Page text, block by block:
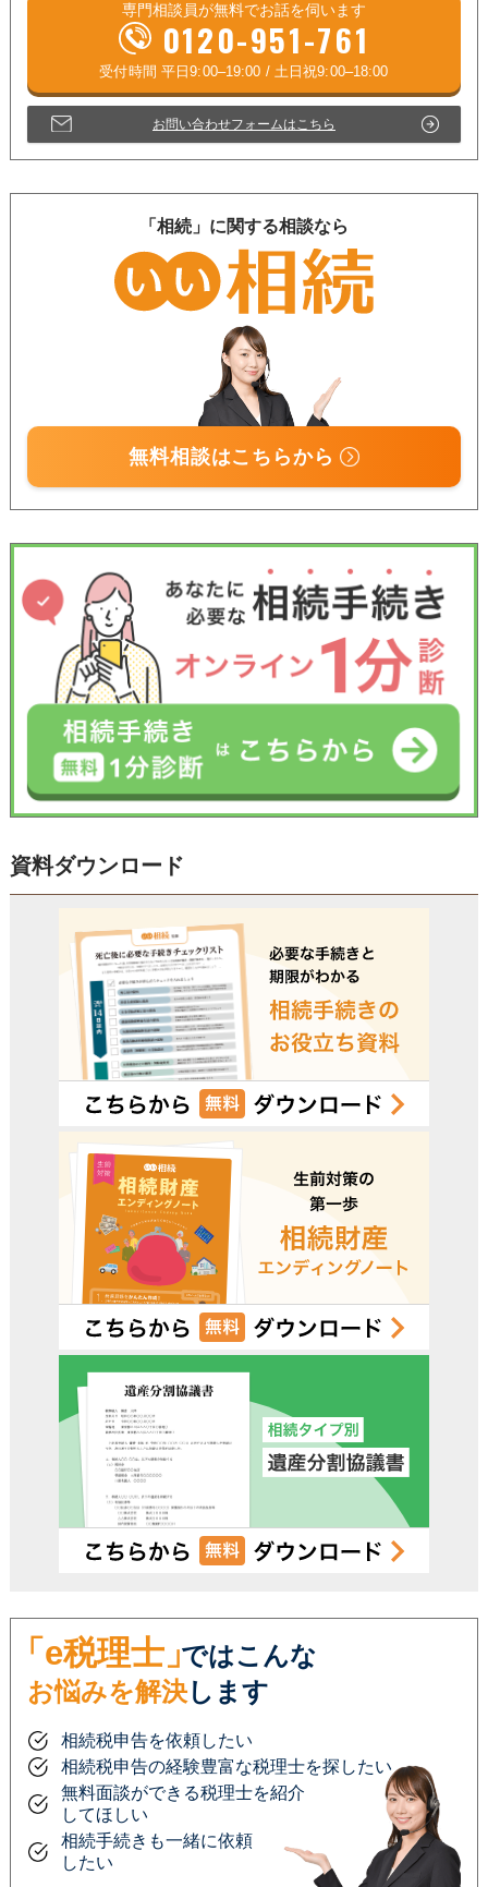
専門相談員が無料でお話を伺います
0120-951-761
受付時間 平日9:00–19:00 / 土日祝9:00–18:00
お問い合わせフォームはこちら
「相続」に関する相談なら
無料相談はこちらから
資料ダウンロード
「e税理士」ではこんな
お悩みを解決します
相続税申告を依頼したい
相続税申告の経験豊富な税理士を探したい
無料面談ができる税理士を紹介
してほしい
相続手続きも一緒に依頼
したい